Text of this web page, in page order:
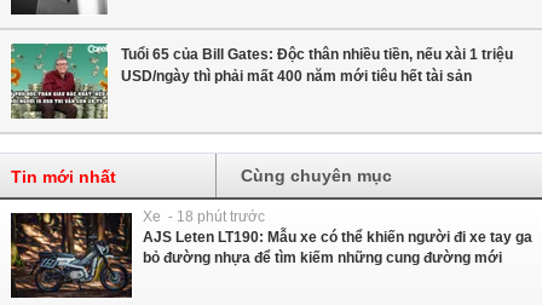
Tuổi 65 của Bill Gates: Độc thân nhiều tiền, nếu xài 1 triệu
USD/ngày thì phải mất 400 năm mới tiêu hết tài sản
Tin mới nhất Cùng chuyên mục
Xe - 18 phút trước
AJS Leten LT190: Mẫu xe có thể khiến người đi xe tay ga
bỏ đường nhựa để tìm kiếm những cung đường mới